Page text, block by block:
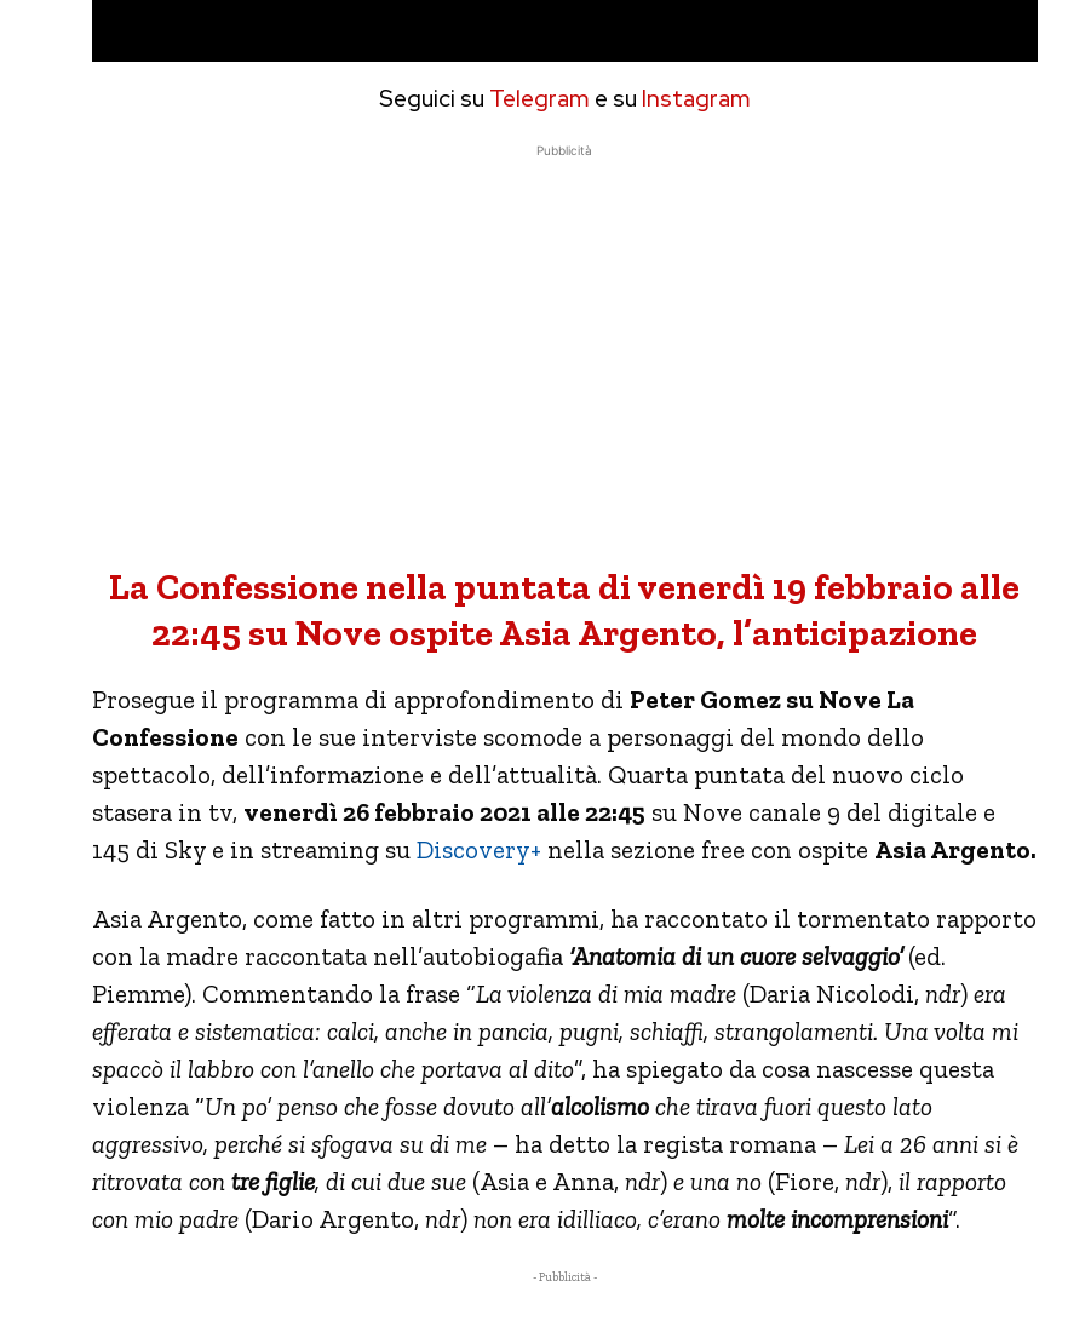
Seguici su Telegram e su Instagram
Pubblicità
La Confessione nella puntata di venerdì 19 febbraio alle
22:45 su Nove ospite Asia Argento, l’anticipazione
Prosegue il programma di approfondimento di Peter Gomez su Nove La
Confessione con le sue interviste scomode a personaggi del mondo dello
spettacolo, dell’informazione e dell’attualità. Quarta puntata del nuovo ciclo
stasera in tv, venerdì 26 febbraio 2021 alle 22:45 su Nove canale 9 del digitale e
145 di Sky e in streaming su Discovery+ nella sezione free con ospite Asia Argento.
Asia Argento, come fatto in altri programmi, ha raccontato il tormentato rapporto
con la madre raccontata nell’autobiogafia ‘Anatomia di un cuore selvaggio’ (ed.
Piemme). Commentando la frase “La violenza di mia madre (Daria Nicolodi, ndr) era
efferata e sistematica: calci, anche in pancia, pugni, schiaffi, strangolamenti. Una volta mi
spaccò il labbro con l’anello che portava al dito”, ha spiegato da cosa nascesse questa
violenza “Un po’ penso che fosse dovuto all’alcolismo che tirava fuori questo lato
aggressivo, perché si sfogava su di me – ha detto la regista romana – Lei a 26 anni si è
ritrovata con tre figlie, di cui due sue (Asia e Anna, ndr) e una no (Fiore, ndr), il rapporto
con mio padre (Dario Argento, ndr) non era idilliaco, c’erano molte incomprensioni“.
- Pubblicità -